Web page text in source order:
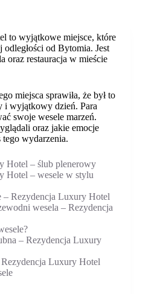
to wyjątkowe miejsce, które
od Bytomia. Jest
oraz restauracja w mieście
miejsca sprawiła, że był to
i wyjątkowy dzień. Para
swoje wesele marzeń.
oraz jakie emocje
tego wydarzenia.
Hotel – ślub plenerowy
Hotel – wesele w stylu
– Rezydencja Luxury Hotel
wesela – Rezydencja
– Rezydencja Luxury
Luxury Hotel